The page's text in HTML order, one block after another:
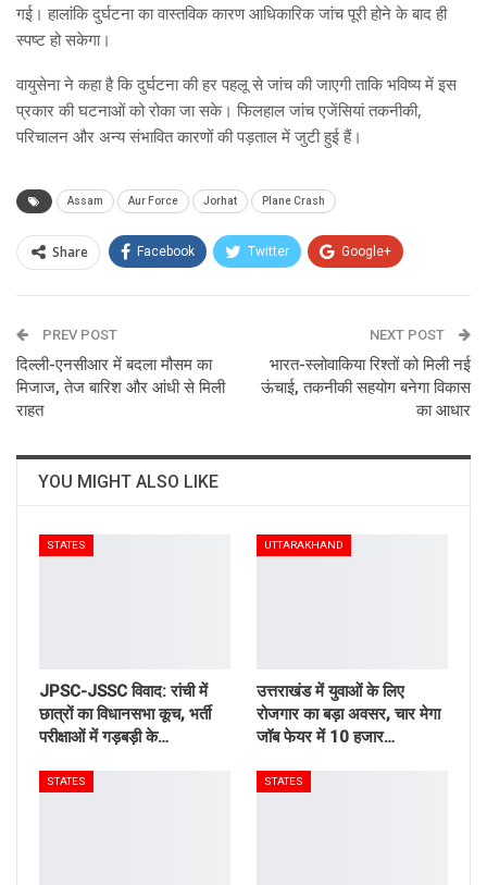
गई। हालांकि दुर्घटना का वास्तविक कारण आधिकारिक जांच पूरी होने के बाद ही
स्पष्ट हो सकेगा।
वायुसेना ने कहा है कि दुर्घटना की हर पहलू से जांच की जाएगी ताकि भविष्य में इस
प्रकार की घटनाओं को रोका जा सके। फिलहाल जांच एजेंसियां तकनीकी,
परिचालन और अन्य संभावित कारणों की पड़ताल में जुटी हुई हैं।
Assam Aur Force Jorhat Plane Crash
Share Facebook Twitter Google+
Email
PREV POST
दिल्ली-एनसीआर में बदला मौसम का
मिजाज, तेज बारिश और आंधी से मिली
राहत
NEXT POST
भारत-स्लोवाकिया रिश्तों को मिली नई
ऊंचाई, तकनीकी सहयोग बनेगा विकास
का आधार
YOU MIGHT ALSO LIKE
STATES
JPSC-JSSC विवाद: रांची में
छात्रों का विधानसभा कूच, भर्ती
परीक्षाओं में गड़बड़ी के…
UTTARAKHAND
उत्तराखंड में युवाओं के लिए
रोजगार का बड़ा अवसर, चार मेगा
जॉब फेयर में 10 हजार…
STATES STATES